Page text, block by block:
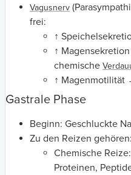
Vagusnerv
frei:
↑
↑
chemische
↑ Magenmotilität
Gastrale Phase
Beginn: Geschluckte
Zu den Reizen gehören:
Chemische
Proteinen,